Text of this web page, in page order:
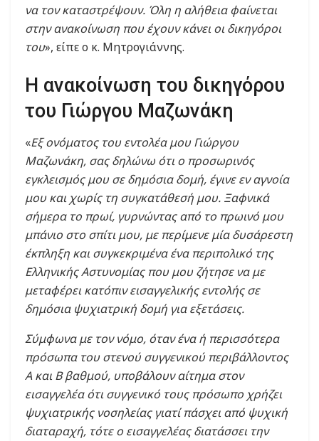
να τον καταστρέψουν. Όλη η αλήθεια φαίνεται
στην ανακοίνωση που έχουν κάνει οι δικηγόροι
του», είπε ο κ. Μητρογιάννης.
Η ανακοίνωση του δικηγόρου
του Γιώργου Μαζωνάκη
«Εξ ονόματος του εντολέα μου Γιώργου
Μαζωνάκη, σας δηλώνω ότι ο προσωρινός
εγκλεισμός μου σε δημόσια δομή, έγινε εν αγνοία
μου και χωρίς τη συγκατάθεσή μου. Ξαφνικά
σήμερα το πρωί, γυρνώντας από το πρωινό μου
μπάνιο στο σπίτι μου, με περίμενε μία δυσάρεστη
έκπληξη και συγκεκριμένα ένα περιπολικό της
Ελληνικής Αστυνομίας που μου ζήτησε να με
μεταφέρει κατόπιν εισαγγελικής εντολής σε
δημόσια ψυχιατρική δομή για εξετάσεις.
Σύμφωνα με τον νόμο, όταν ένα ή περισσότερα
πρόσωπα του στενού συγγενικού περιβάλλοντος
Α και Β βαθμού, υποβάλουν αίτημα στον
εισαγγελέα ότι συγγενικό τους πρόσωπο χρήζει
ψυχιατρικής νοσηλείας γιατί πάσχει από ψυχική
διαταραχή, τότε ο εισαγγελέας διατάσσει την